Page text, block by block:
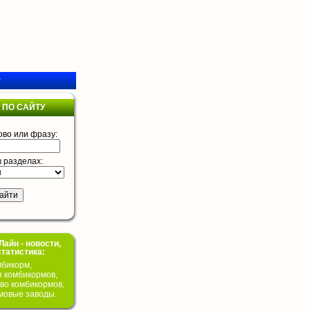
САЙТУ
или фразу:
разделах:
- новости,
комбикормов,
комбикормов,
заводы.